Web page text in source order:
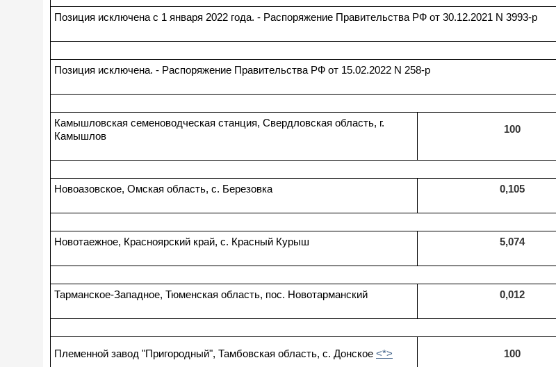
Позиция исключена с 1 января 2022 года. - Распоряжение Правительства РФ от 30.12.2021 N 3993-р
Позиция исключена. - Распоряжение Правительства РФ от 15.02.2022 N 258-р
Камышловская семеноводческая станция, Свердловская область, г.
Камышлов
100
Новоазовское, Омская область, с. Березовка 0,105
Новотаежное, Красноярский край, с. Красный Курыш 5,074
Тарманское-Западное, Тюменская область, пос. Новотарманский 0,012
Племенной завод "Пригородный", Тамбовская область, с. Донское <*> 100